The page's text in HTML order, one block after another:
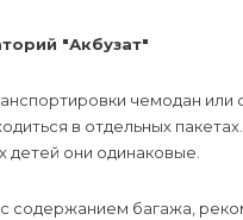
"Акбузат"
чемодан или
в отдельных
детей они одинаковые.
содержанием багажа,